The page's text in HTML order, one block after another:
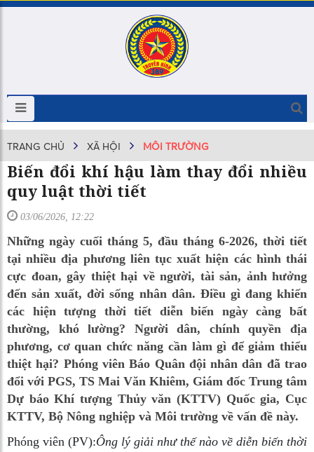
TRANG CHỦ XÃ HỘI MÔI TRƯỜNG
Biến đổi khí hậu làm thay đổi nhiều
quy luật thời tiết
03/06/2026, 12:22
Những ngày cuối tháng 5, đầu tháng 6-2026, thời tiết
tại nhiều địa phương liên tục xuất hiện các hình thái
cực đoan, gây thiệt hại về người, tài sản, ảnh hưởng
đến sản xuất, đời sống nhân dân. Điều gì đang khiến
các hiện tượng thời tiết diễn biến ngày càng bất
thường, khó lường? Người dân, chính quyền địa
phương, cơ quan chức năng cần làm gì để giảm thiểu
thiệt hại? Phóng viên Báo Quân đội nhân dân đã trao
đổi với PGS, TS Mai Văn Khiêm, Giám đốc Trung tâm
Dự báo Khí tượng Thủy văn (KTTV) Quốc gia, Cục
KTTV, Bộ Nông nghiệp và Môi trường về vấn đề này.
Phóng viên (PV):Ông lý giải như thế nào về diễn biến thời